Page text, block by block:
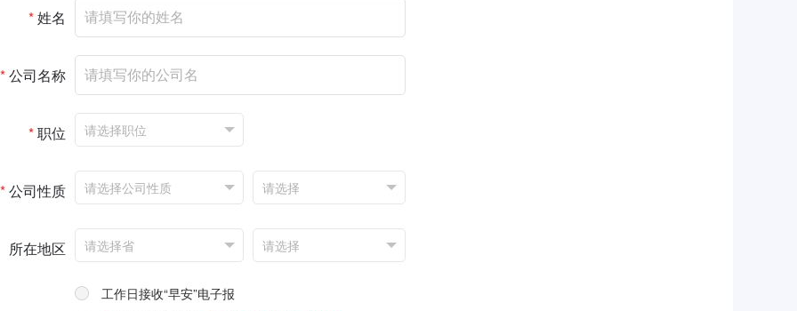
*姓名
*公司名称
*职位
*公司性质
所在地区
工作日接收“早安”电子报